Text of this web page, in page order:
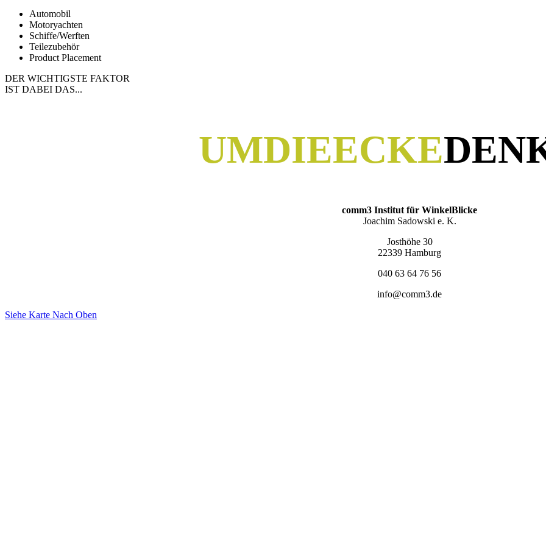
Automobil
Motoryachten
Schiffe/Werften
Teilezubehör
Product Placement
DER WICHTIGSTE FAKTOR
IST DABEI DAS...
UM­DIE­ECKE
comm3 Institut für WinkelBlicke
Joachim Sadowski e. K.
Josthöhe 30
22339 Hamburg
040 63 64 76 56
info@comm3.de
Siehe Karte Nach Oben